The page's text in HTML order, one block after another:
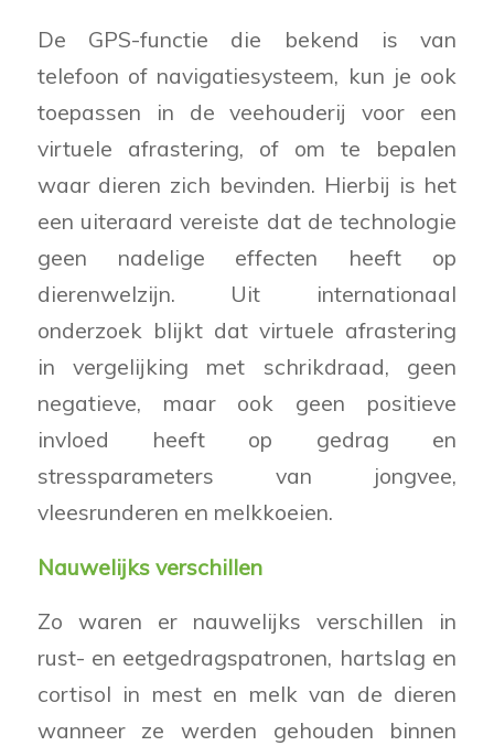
De GPS-functie die bekend is van
telefoon of navigatiesysteem, kun je ook
toepassen in de veehouderij voor een
virtuele afrastering, of om te bepalen
waar dieren zich bevinden. Hierbij is het
een uiteraard vereiste dat de technologie
geen nadelige effecten heeft op
dierenwelzijn. Uit internationaal
onderzoek blijkt dat virtuele afrastering
in vergelijking met schrikdraad, geen
negatieve, maar ook geen positieve
invloed heeft op gedrag en
stressparameters van jongvee,
vleesrunderen en melkkoeien.
Nauwelijks verschillen
Zo waren er nauwelijks verschillen in
rust- en eetgedragspatronen, hartslag en
cortisol in mest en melk van de dieren
wanneer ze werden gehouden binnen